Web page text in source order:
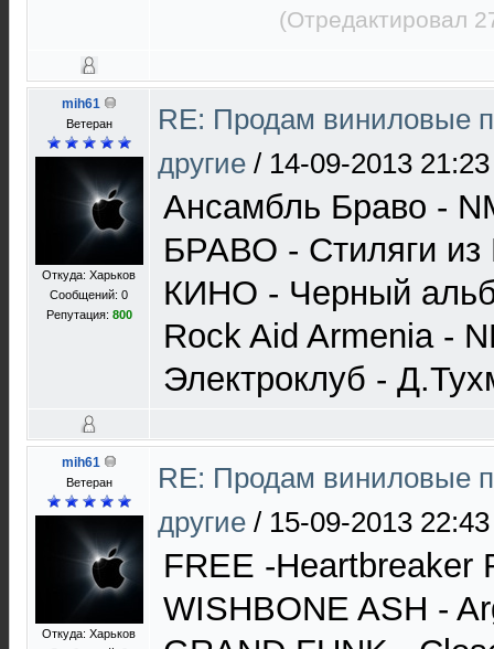
(Отредактировал
mih61
Ветеран
Откуда: Харьков
Сообщений: 0
Репутация: 800
RE: Продам виниловые
другие / 14-09-2013 21:23
Ансамбль Браво -
БРАВО - Стиляги
КИНО - Черный
Rock Aid Armenia -
Электроклуб -
mih61
Ветеран
Откуда: Харьков
RE: Продам виниловые
другие / 15-09-2013 22:43
FREE -Heartbreaker
WISHBONE ASH -